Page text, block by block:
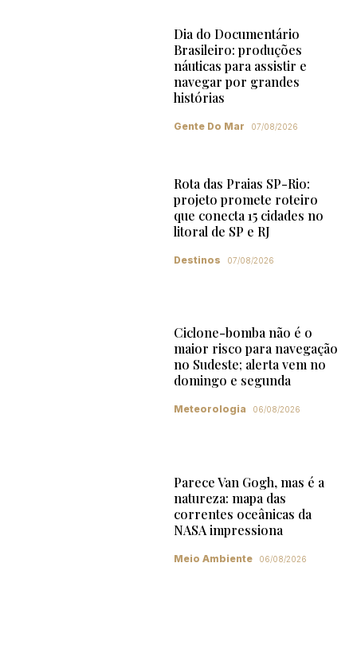
Dia do Documentário
Brasileiro: produções
náuticas para assistir e
navegar por grandes
histórias
Gente Do Mar 07/08/2026
Rota das Praias SP-Rio:
projeto promete roteiro
que conecta 15 cidades no
litoral de SP e RJ
Destinos 07/08/2026
Ciclone-bomba não é o
maior risco para navegação
no Sudeste; alerta vem no
domingo e segunda
Meteorologia 06/08/2026
Parece Van Gogh, mas é a
natureza: mapa das
correntes oceânicas da
NASA impressiona
Meio Ambiente 06/08/2026